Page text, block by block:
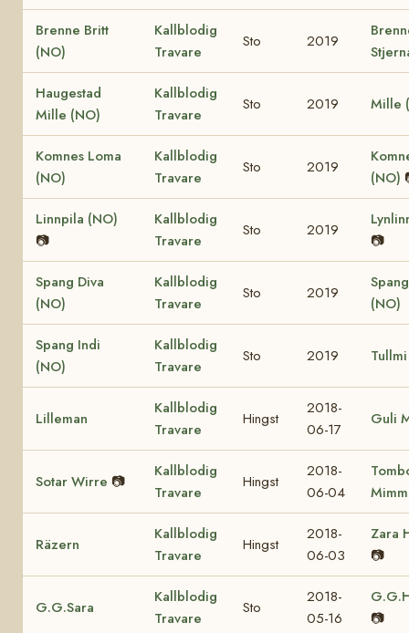
Brenne Britt
(NO)
Kallblodig
Travare
Sto 2019
Haugestad
Mille (NO)
Kallblodig
Travare
Sto 2019 Mille
Komnes Loma
(NO)
Kallblodig
Travare
Sto 2019
(NO)
Linnpila (NO)
📷
Kallblodig
Travare
Sto 2019
📷
Spang Diva
(NO)
Kallblodig
Travare
Sto 2019
(NO)
Spang Indi
(NO)
Kallblodig
Travare
Sto 2019
Lilleman
Kallblodig
Travare
Hingst
2018-
06-17
Guli
Sotar Wirre 📷
Kallblodig
Travare
Hingst
2018-
06-04
Räzern
Kallblodig
Travare
Hingst
2018-
06-03
Zara
📷
G.G.Sara
Kallblodig
Travare
Sto
2018-
05-16
📷